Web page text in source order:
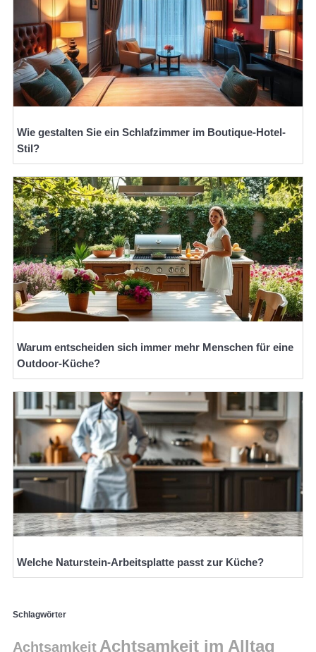
Wie gestalten Sie ein Schlafzimmer im Boutique-Hotel-
Stil?
Warum entscheiden sich immer mehr Menschen für eine
Outdoor-Küche?
Welche Naturstein-Arbeitsplatte passt zur Küche?
Schlagwörter
Achtsamkeit Achtsamkeit im Alltag